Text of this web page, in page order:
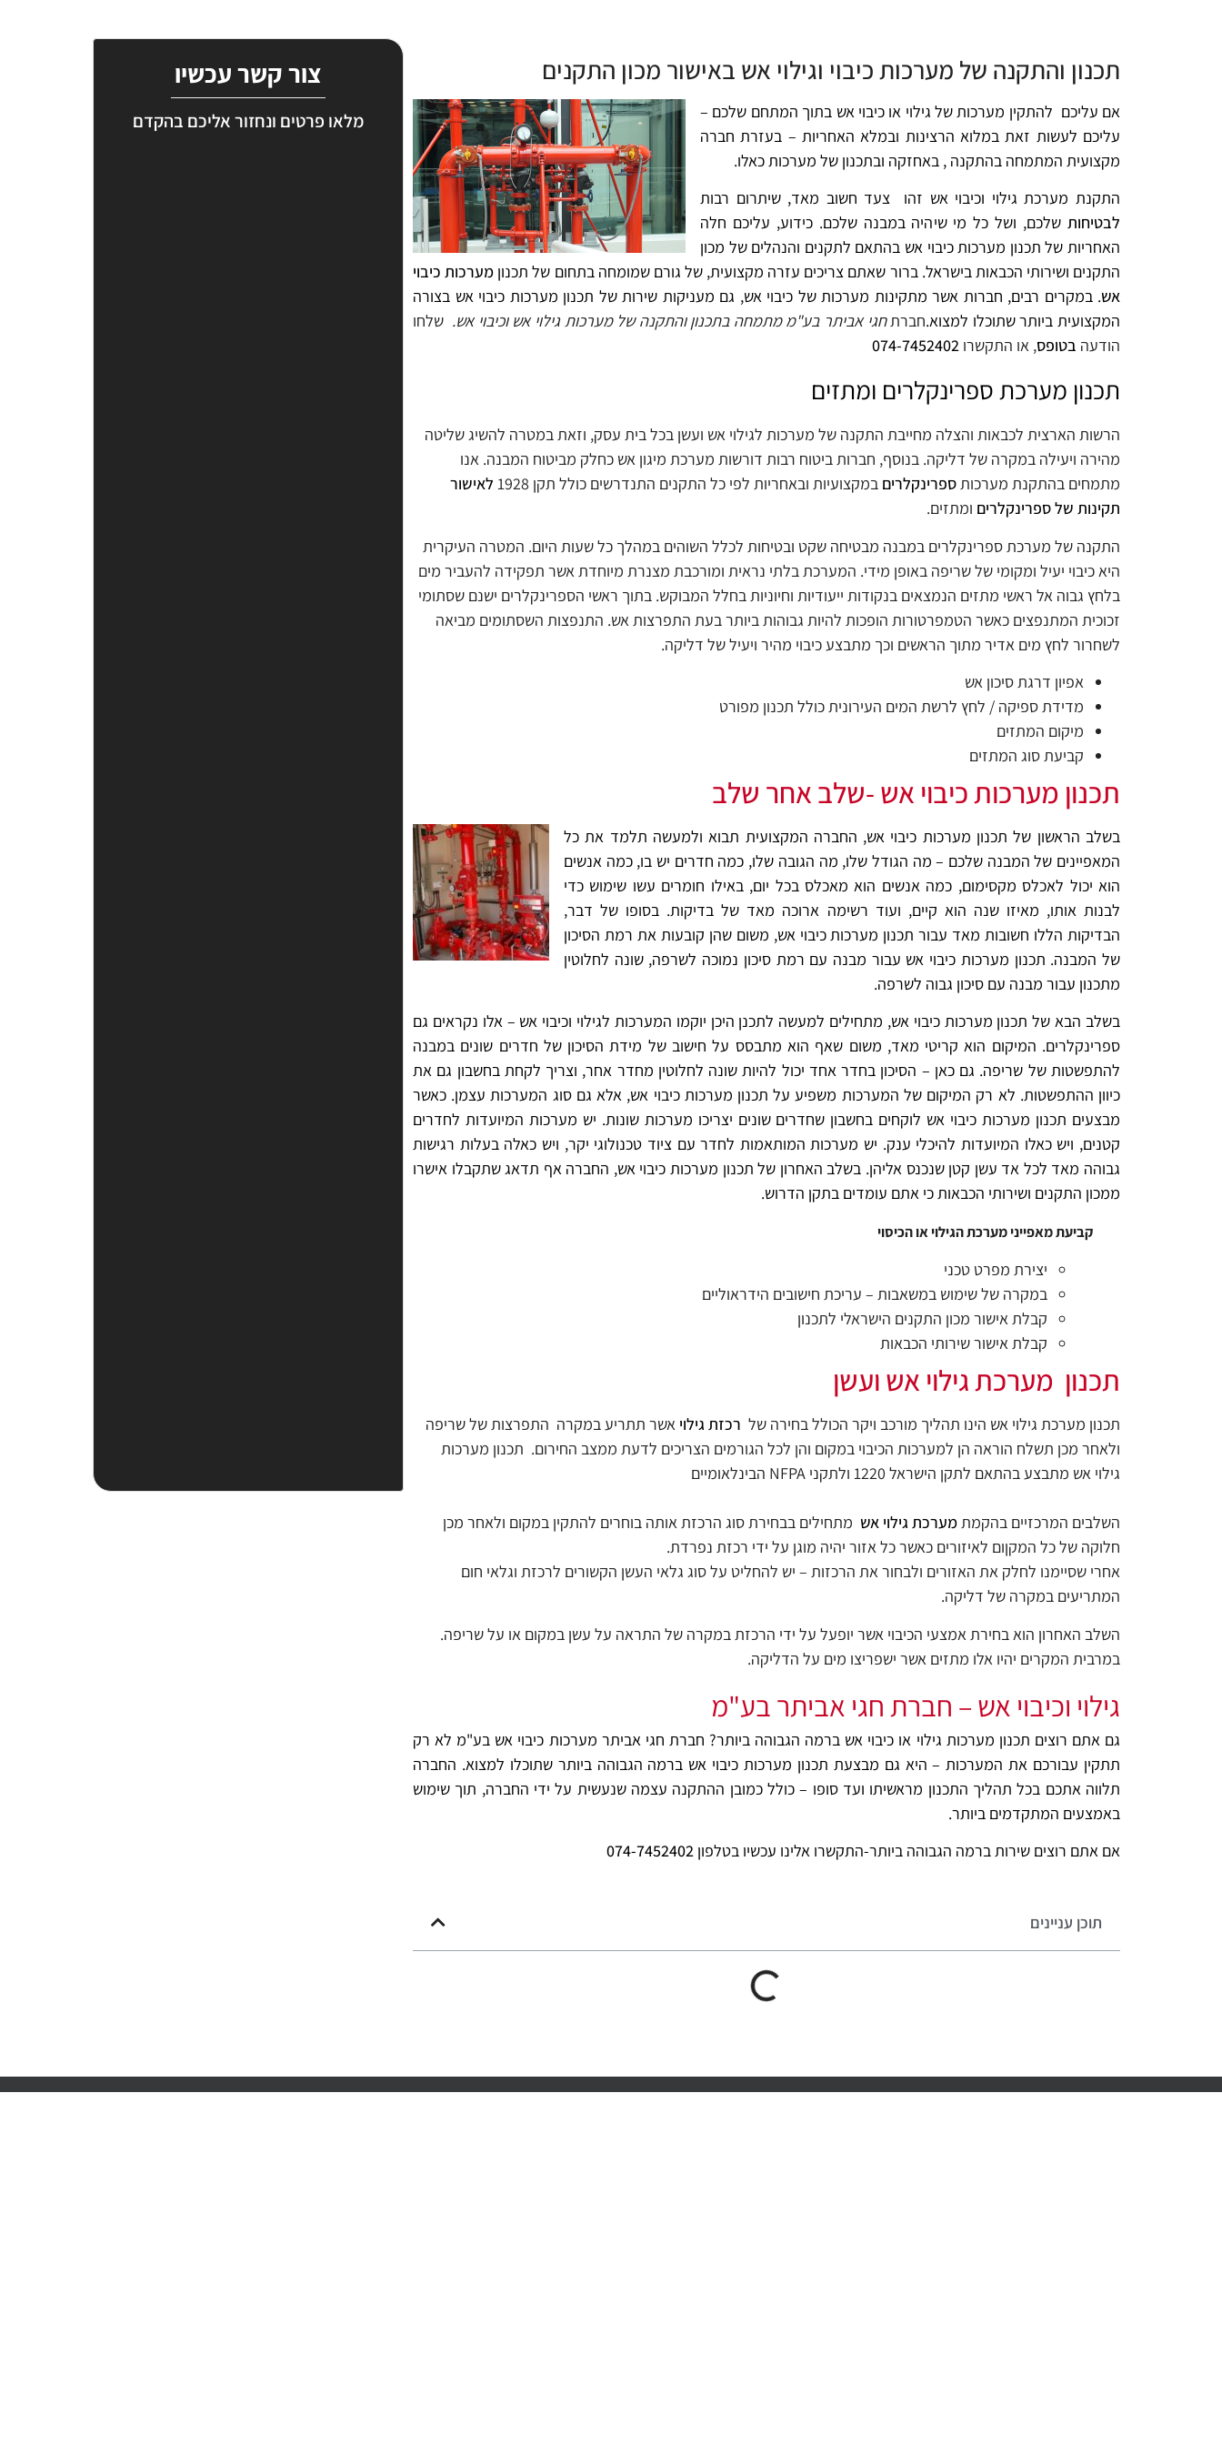
תכנון והתקנה של מערכות כיבוי וגילוי אש באישור מכון התקנים
אם עליכם להתקין מערכות של גילוי או כיבוי אש בתוך המתחם שלכם –
עליכם לעשות זאת במלוא הרצינות ובמלא האחריות – בעזרת חברה
מקצועית המתמחה בהתקנה , באחזקה ובתכנון של מערכות כאלו.
התקנת מערכת גילוי וכיבוי אש זהו צעד חשוב מאד, שיתרום רבות
לבטיחות שלכם, ושל כל מי שיהיה במבנה שלכם. כידוע, עליכם חלה
האחריות של תכנון מערכות כיבוי אש בהתאם לתקנים והנהלים של מכון
התקנים ושירותי הכבאות בישראל. ברור שאתם צריכים עזרה מקצועית, של גורם שמומחה בתחום של תכנון מערכות כיבוי
אש. במקרים רבים, חברות אשר מתקינות מערכות של כיבוי אש, גם מעניקות שירות של תכנון מערכות כיבוי אש בצורה
המקצועית ביותר שתוכלו למצוא.חברתחגי אביתר בע"מ מתמחה בתכנון והתקנה של מערכות גילוי אש וכיבוי אש. שלחו
הודעה בטופס, או התקשרו 074-7452402
תכנון מערכת ספרינקלרים ומתזים
הרשות הארצית לכבאות והצלה מחייבת התקנה של מערכות לגילוי אש ועשן בכל בית עסק, וזאת במטרה להשיג שליטה
מהירה ויעילה במקרה של דליקה. בנוסף, חברות ביטוח רבות דורשות מערכת מיגון אש כחלק מביטוח המבנה. אנו
מתמחים בהתקנת מערכותספרינקלרים במקצועיות ובאחריות לפי כל התקנים התנדרשים כולל תקן 1928
לאישור
תקינות של ספרינקלרים ומתזים.
התקנה של מערכת ספרינקלרים במבנה מבטיחה שקט ובטיחות לכלל השוהים במהלך כל שעות היום. המטרה העיקרית
היא כיבוי יעיל ומקומי של שריפה באופן מידי. המערכת בלתי נראית ומורכבת מצנרת מיוחדת אשר תפקידה להעביר מים
בלחץ גבוה אל ראשי מתזים הנמצאים בנקודות ייעודיות וחיוניות בחלל המבוקש. בתוך ראשי הספרינקלרים ישנם שסתומי
זכוכית המתנפצים כאשר הטמפרטורות הופכות להיות גבוהות ביותר בעת התפרצות אש. התנפצות השסתומים מביאה
לשחרור לחץ מים אדיר מתוך הראשים וכך מתבצע כיבוי מהיר ויעיל של דליקה.
אפיון דרגת סיכון אש
מדידת ספיקה / לחץ לרשת המים העירונית כולל תכנון מפורט
מיקום המתזים
קביעת סוג המתזים
תכנון מערכות כיבוי אש -שלב אחר שלב
בשלב הראשון של תכנון מערכות כיבוי אש, החברה המקצועית תבוא ולמעשה תלמד את כל
המאפיינים של המבנה שלכם – מה הגודל שלו, מה הגובה שלו, כמה חדרים יש בו, כמה אנשים
הוא יכול לאכלס מקסימום, כמה אנשים הוא מאכלס בכל יום, באילו חומרים עשו שימוש כדי
לבנות אותו, מאיזו שנה הוא קיים, ועוד רשימה ארוכה מאד של בדיקות. בסופו של דבר,
הבדיקות הללו חשובות מאד עבור תכנון מערכות כיבוי אש, משום שהן קובעות את רמת הסיכון
של המבנה. תכנון מערכות כיבוי אש עבור מבנה עם רמת סיכון נמוכה לשרפה, שונה לחלוטין
מתכנון עבור מבנה עם סיכון גבוה לשרפה.
בשלב הבא של תכנון מערכות כיבוי אש, מתחילים למעשה לתכנן היכן יוקמו המערכות לגילוי וכיבוי אש – אלו נקראים גם
ספרינקלרים. המיקום הוא קריטי מאד, משום שאף הוא מתבסס על חישוב של מידת הסיכון של חדרים שונים במבנה
להתפשטות של שריפה. גם כאן – הסיכון בחדר אחד יכול להיות שונה לחלוטין מחדר אחר, וצריך לקחת בחשבון גם את
כיוון ההתפשטות. לא רק המיקום של המערכות משפיע על תכנון מערכות כיבוי אש, אלא גם סוג המערכות עצמן. כאשר
מבצעים תכנון מערכות כיבוי אש לוקחים בחשבון שחדרים שונים יצריכו מערכות שונות. יש מערכות המיועדות לחדרים
קטנים, ויש כאלו המיועדות להיכלי ענק. יש מערכות המותאמות לחדר עם ציוד טכנולוגי יקר, ויש כאלה בעלות רגישות
גבוהה מאד לכל אד עשן קטן שנכנס אליהן. בשלב האחרון של תכנון מערכות כיבוי אש, החברה אף תדאג שתקבלו אישרו
ממכון התקנים ושירותי הכבאות כי אתם עומדים בתקן הדרוש.
קביעת מאפייני מערכת הגילוי או הכיסוי
יצירת מפרט טכני
במקרה של שימוש במשאבות – עריכת חישובים הידראוליים
קבלת אישור מכון התקנים הישראלי לתכנון
קבלת אישור שירותי הכבאות
תכנון מערכת גילוי אש ועשן
תכנון מערכת גילוי אש הינו תהליך מורכב ויקר הכולל בחירה של רכזת גילוי אשר תתריע במקרה התפרצות של שריפה
ולאחר מכן תשלח הוראה הן למערכות הכיבוי במקום והן לכל הגורמים הצריכים לדעת ממצב החירום. תכנון מערכות
גילוי אש מתבצע בהתאם לתקן הישראל 1220 ולתקני NFPA הבינלאומיים
השלבים המרכזיים בהקמתמערכת גילוי אש מתחילים בבחירת סוג הרכזת אותה בוחרים להתקין במקום ולאחר מכן
חלוקה של כל המקןום לאיזורים כאשר כל אזור יהיה מוגן על ידי רכזת נפרדת.
אחרי שסיימנו לחלק את האזורים ולבחור את הרכזות – יש להחליט על סוג גלאי העשן הקשורים לרכזת וגלאי חום
המתריעים במקרה של דליקה.
השלב האחרון הוא בחירת אמצעי הכיבוי אשר יופעל על ידי הרכזת במקרה של התראה על עשן במקום או על שריפה.
במרבית המקרים יהיו אלו מתזים אשר ישפריצו מים על הדליקה.
גילוי וכיבוי אש – חברת חגי אביתר בע"מ
גם אתם רוצים תכנון מערכות גילוי או כיבוי אש ברמה הגבוהה ביותר? חברת חגי אביתר מערכות כיבוי אש בע"מ לא רק
תתקין עבורכם את המערכות – היא גם מבצעת תכנון מערכות כיבוי אש ברמה הגבוהה ביותר שתוכלו למצוא. החברה
תלווה אתכם בכל תהליך התכנון מראשיתו ועד סופו – כולל כמובן ההתקנה עצמה שנעשית על ידי החברה, תוך שימוש
באמצעים המתקדמים ביותר.
אם אתם רוצים שירות ברמה הגבוהה ביותר-התקשרו אלינו עכשיו בטלפון 074-7452402
תוכן עניינים
צור קשר עכשיו
מלאו פרטים ונחזור אליכם בהקדם